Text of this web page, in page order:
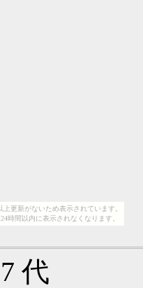
更新がないため表示されています。
時間以内に表示されなくなります。
7 代